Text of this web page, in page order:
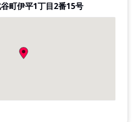
町伊平1丁目2番15号